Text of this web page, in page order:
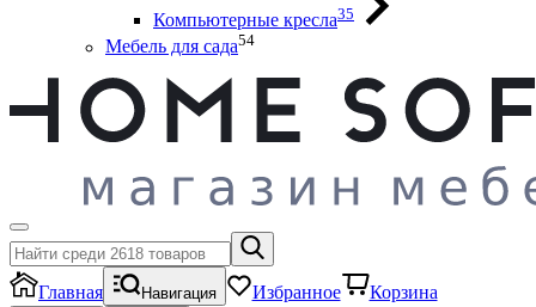
Компьютерные кресла35
Мебель для сада54
Главная Навигация Избранное Корзина